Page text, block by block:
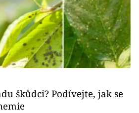
škůdci? Podívejte, jak se